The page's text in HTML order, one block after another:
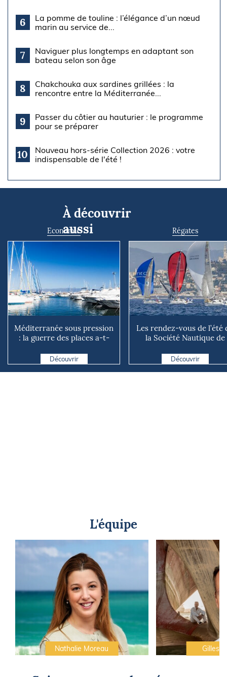
6
La pomme de touline : l’élégance d’un nœud
marin au service de...
7
Naviguer plus longtemps en adaptant son
bateau selon son âge
8
Chakchouka aux sardines grillées : la
rencontre entre la Méditerranée...
9
Passer du côtier au hauturier : le programme
pour se préparer
10
Nouveau hors-série Collection 2026 : votre
indispensable de l'été !
À découvrir
aussi
Economie
Méditerranée sous pression
: la guerre des places a-t-
Découvrir
Régates
Les rendez-vous de l’été
la Société Nautique de
Découvrir
L'équipe
Nathalie Moreau Gilles